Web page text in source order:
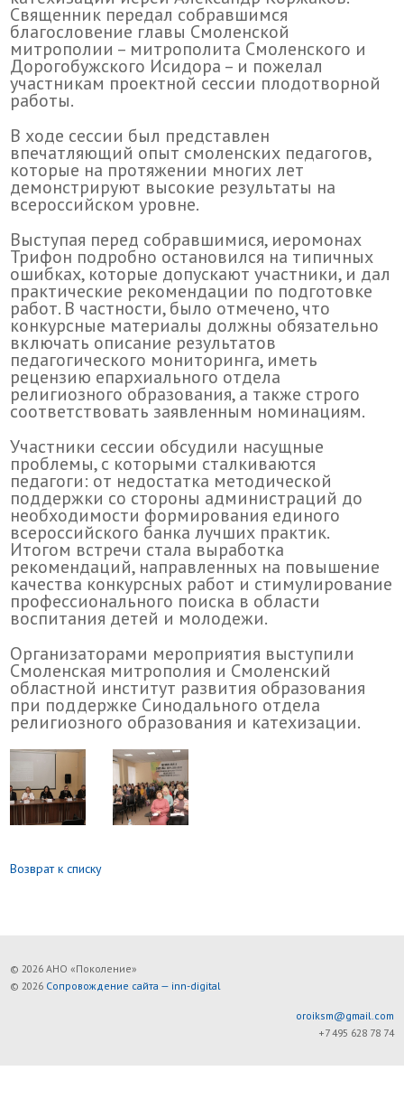
Священник передал собравшимся
благословение главы Смоленской
митрополии – митрополита Смоленского и
Дорогобужского Исидора – и пожелал
участникам проектной сессии плодотворной
работы.
В ходе сессии был представлен
впечатляющий опыт смоленских педагогов,
которые на протяжении многих лет
демонстрируют высокие результаты на
всероссийском уровне.
Выступая перед собравшимися, иеромонах
Трифон подробно остановился на типичных
ошибках, которые допускают участники, и дал
практические рекомендации по подготовке
работ. В частности, было отмечено, что
конкурсные материалы должны обязательно
включать описание результатов
педагогического мониторинга, иметь
рецензию епархиального отдела
религиозного образования, а также строго
соответствовать заявленным номинациям.
Участники сессии обсудили насущные
проблемы, с которыми сталкиваются
педагоги: от недостатка методической
поддержки со стороны администраций до
необходимости формирования единого
всероссийского банка лучших практик.
Итогом встречи стала выработка
рекомендаций, направленных на повышение
качества конкурсных работ и стимулирование
профессионального поиска в области
воспитания детей и молодежи.
Организаторами мероприятия выступили
Смоленская митрополия и Смоленский
областной институт развития образования
при поддержке Синодального отдела
религиозного образования и катехизации.
Возврат к списку
© 2026 АНО «Поколение»
© 2026 Сопровождение сайта — inn-digital
oroiksm@gmail.com
+7 495 628 78 74